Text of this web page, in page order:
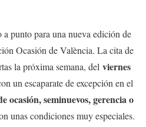
a punto para una nueva edición de
Ocasión de València. La cita de
la próxima semana, del viernes
un escaparate de excepción en el
ocasión, seminuevos, gerencia o
unas condiciones muy especiales.